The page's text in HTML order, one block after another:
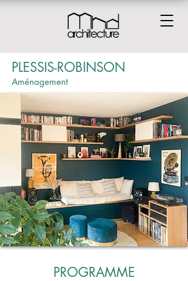
PLESSIS-ROBINSON
Aménagement
PROGRAMME